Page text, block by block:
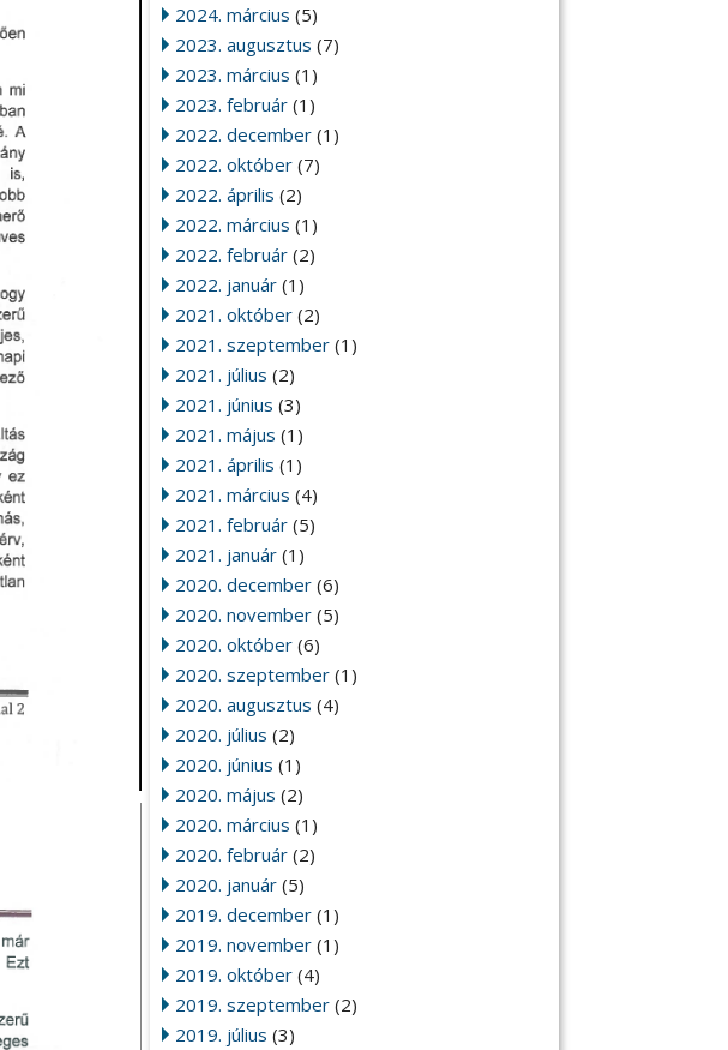
2024. március (5)
2023. augusztus (7)
2023. március (1)
2023. február(1)
2022. december(1)
2022. október(7)
2022. április (2)
2022. március (1)
2022. február(2)
2022. január(1)
2021. október(2)
2021. szeptember(1)
2021. július (2)
2021. június (3)
2021. május (1)
2021. április (1)
2021. március (4)
2021. február(5)
2021. január(1)
2020. december(6)
2020. november(5)
2020. október(6)
2020. szeptember(1)
2020. augusztus (4)
2020. július (2)
2020. június (1)
2020. május (2)
2020. március (1)
2020. február(2)
2020. január(5)
2019. december(1)
2019. november(1)
2019. október(4)
2019. szeptember(2)
2019. július (3)